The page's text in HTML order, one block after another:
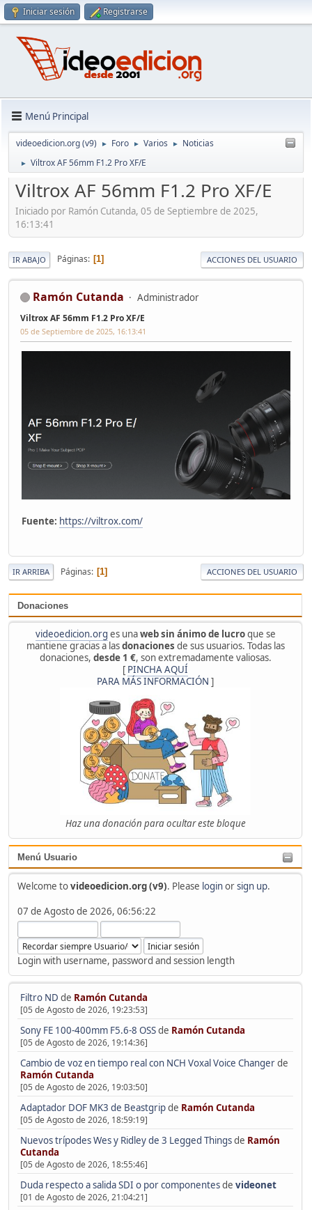
Iniciar sesión Registrarse
Menú Principal
videoedicion.org (v9) ► Foro ► Varios ► Noticias
► Viltrox AF 56mm F1.2 Pro XF/E
Donaciones
videoedicion.org es unaweb sin ánimo de lucroque se
mantiene gracias a lasdonaciones de sus usuarios. Todas las
donaciones, desde 1 €, son extremadamente valiosas.
[ PINCHA AQUÍ
PARA MÁS INFORMACIÓN ]
Haz una donación para ocultar este bloque
Menú Usuario
Welcome tovideoedicion.org (v9). Please loginorsign up.
07 de Agosto de 2026, 06:56:22
Login with username, password and session length
Filtro ND de Ramón Cutanda
[05 de Agosto de 2026, 19:23:53]
Sony FE 100-400mm F5.6-8 OSSde Ramón Cutanda
[05 de Agosto de 2026, 19:14:36]
Cambio de voz en tiempo real con NCH Voxal Voice Changerde
Ramón Cutanda
[05 de Agosto de 2026, 19:03:50]
Adaptador DOF MK3 de Beastgripde Ramón Cutanda
[05 de Agosto de 2026, 18:59:19]
Nuevos trípodes Wes y Ridley de 3 Legged Thingsde Ramón
Cutanda
[05 de Agosto de 2026, 18:55:46]
Duda respecto a salida SDI o por componentesde videonet
[01 de Agosto de 2026, 21:04:21]
Viltrox AF 56mm F1.2 Pro XF/E
Iniciado por Ramón Cutanda, 05 de Septiembre de 2025,
16:13:41
IR ABAJO Páginas 1 ACCIONES DEL USUARIO
Ramón Cutanda Administrador
Viltrox AF 56mm F1.2 Pro XF/E
05 de Septiembre de 2025, 16:13:41
Fuente: https://viltrox.com/
IR ARRIBA Páginas 1 ACCIONES DEL USUARIO